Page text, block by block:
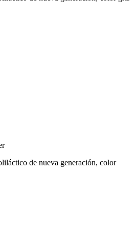
de nueva generación, color